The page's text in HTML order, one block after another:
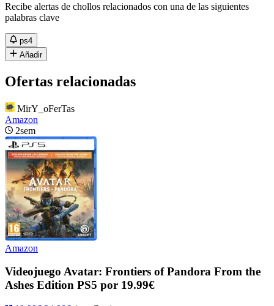
Recibe alertas de chollos relacionados con una de las siguientes
palabras clave
ps4
Añadir
Ofertas relacionadas
MirY_oFerTas
Amazon
2sem
Amazon
Videojuego Avatar: Frontiers of Pandora From the
Ashes Edition PS5 por 19.99€